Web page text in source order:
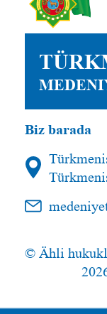
Biz barada
© Ähli